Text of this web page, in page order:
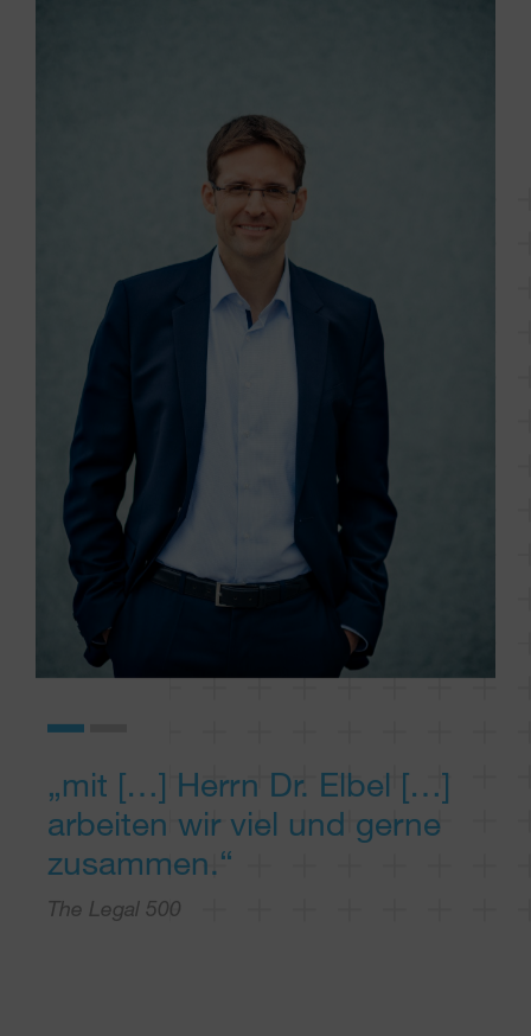
„mit […] Herrn Dr. Elbel […]
arbeiten wir viel und gerne
zusammen.“
The Legal 500